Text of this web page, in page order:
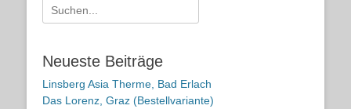
Suche
nach:
Neueste Beiträge
Linsberg Asia Therme, Bad Erlach
Das Lorenz, Graz (Bestellvariante)